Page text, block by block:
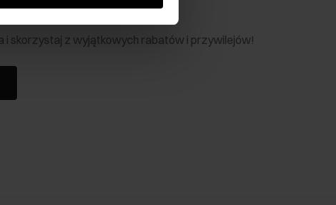
i skorzystaj z wyjątkowych rabatów i przywilejów!